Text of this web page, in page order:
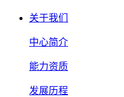
关于我们
中心简介
能力资质
发展历程